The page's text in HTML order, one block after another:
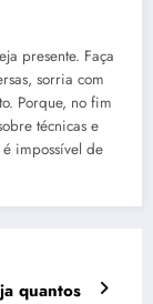
presente. Faça
sorria com
Porque, no fim
técnicas e
impossível de
quantos